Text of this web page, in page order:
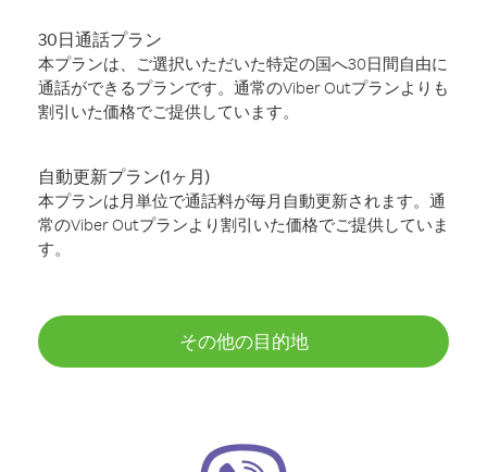
30日通話プラン
本プランは、ご選択いただいた特定の国へ30日間自由に
通話ができるプランです。通常のViber Outプランよりも
割引いた価格でご提供しています。
自動更新プラン(1ヶ月)
本プランは月単位で通話料が毎月自動更新されます。通
常のViber Outプランより割引いた価格でご提供していま
す。
その他の目的地